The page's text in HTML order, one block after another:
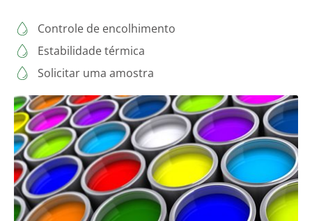
Controle de encolhimento
Estabilidade térmica
Solicitar uma amostra